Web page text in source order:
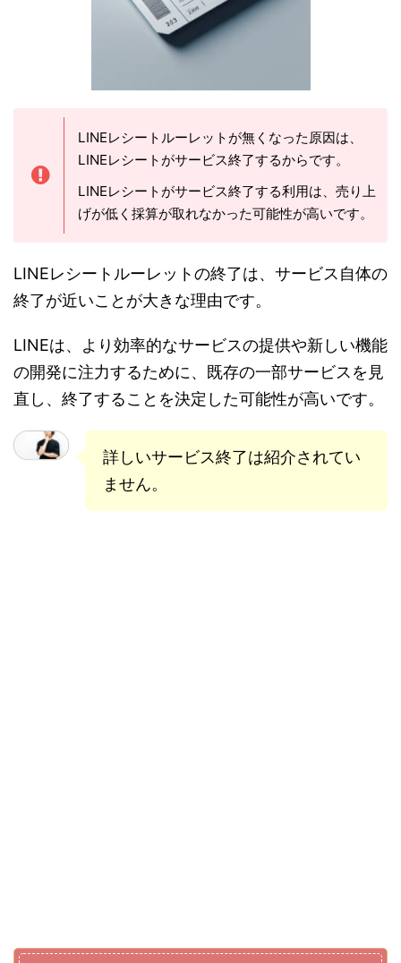
LINEレシートルーレットが無くなった原因は、
LINEレシートがサービス終了するからです。
LINEレシートがサービス終了する利用は、売り上
げが低く採算が取れなかった可能性が高いです。
LINEレシートルーレットの終了は、サービス自体の
終了が近いことが大きな理由です。
LINEは、より効率的なサービスの提供や新しい機能
の開発に注力するために、既存の一部サービスを見
直し、終了することを決定した可能性が高いです。
詳しいサービス終了は紹介されてい
ません。